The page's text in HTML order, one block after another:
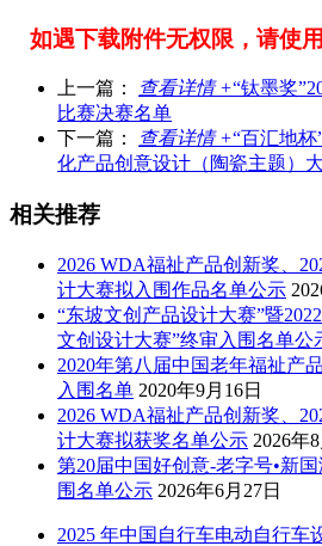
如遇下载附件无权限，请使
上一篇： 查看详情 +“钛墨奖
比赛决赛名单
下一篇：
查看详情 +“百汇地
化产品创意设计（陶瓷主题）
相关推荐
2026 WDA福祉产品创新奖、
计大赛拟入围作品名单公示
“东坡文创产品设计大赛”暨
文创设计大赛”终审入围名单公
2020年第八届中国老年福祉产
入围名单 2020年9月16日
2026 WDA福祉产品创新奖、
计大赛拟获奖名单公示 2026年
第20届中国好创意-老字号•新
围名单公示 2026年6月27日
2025 年中国自行车电动自行车